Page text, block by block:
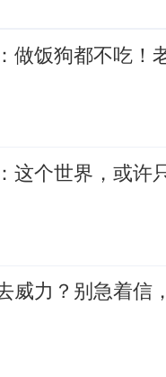
做饭狗都不吃！
这个世界，或许
威力？别急着信